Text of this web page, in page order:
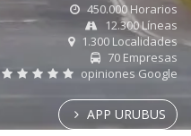
450.000 Horarios
12.300 Líneas
1.300 Localidades
70 Empresas
opiniones Google
APP URUBUS